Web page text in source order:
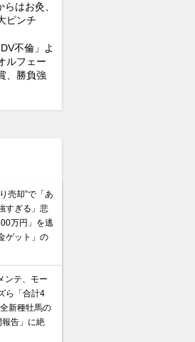
はお灸、
ピンチ
不倫」よ
ルフェー
、勝負強
売却”で「あ
すぎる」悲
万円」を逃
ゲット」の
ンテ、モー
ら「合計4
新種牡馬の
告」に絶